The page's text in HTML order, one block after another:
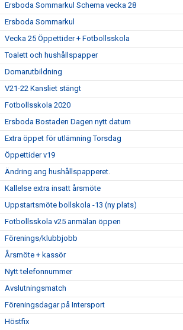
Ersboda Sommarkul Schema vecka 28
Ersboda Sommarkul
Vecka 25 Öppettider + Fotbollsskola
Toalett och hushållspapper
Domarutbildning
V21-22 Kansliet stängt
Fotbollsskola 2020
Ersboda Bostaden Dagen nytt datum
Extra öppet för utlämning Torsdag
Öppettider v19
Ändring ang hushållspapperet.
Kallelse extra insatt årsmöte
Uppstartsmöte bollskola -13 (ny plats)
Fotbollsskola v25 anmälan öppen
Förenings/klubbjobb
Årsmöte + kassör
Nytt telefonnummer
Avslutningsmatch
Föreningsdagar på Intersport
Höstfix